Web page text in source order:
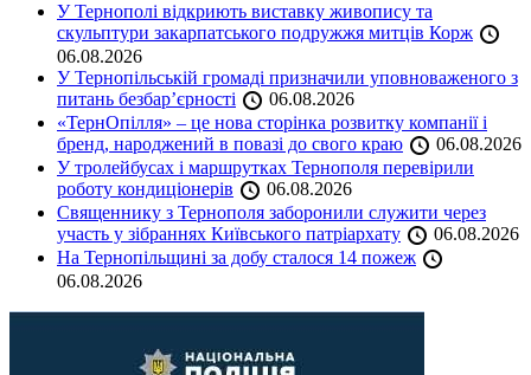
У Тернополі відкриють виставку живопису та
скульптури закарпатського подружжя митців Корж
06.08.2026
У Тернопільській громаді призначили уповноваженого з
питань безбар’єрності
06.08.2026
«ТернОпілля» – це нова сторінка розвитку компанії і
бренд, народжений в повазі до свого краю
06.08.2026
У тролейбусах і маршрутках Тернополя перевірили
роботу кондиціонерів
06.08.2026
Священнику з Тернополя заборонили служити через
участь у зібраннях Київського патріархату
06.08.2026
На Тернопільщині за добу сталося 14 пожеж
06.08.2026